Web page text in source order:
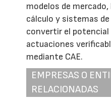
modelos de
cálculo y sistemas
convertir el potencial
actuaciones
mediante CAE.
EMPRESAS O
RELACIONADAS